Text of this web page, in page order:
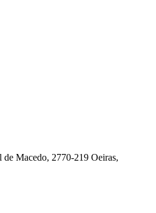
Macedo, 2770-219 Oeiras,